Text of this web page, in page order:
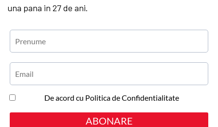
una pana in 27 de ani.